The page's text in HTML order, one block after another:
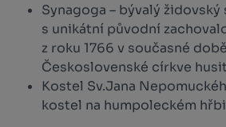
Synagoga – bývalý
s unikátní původní
z roku 1766 v současné
Československé církve
Kostel Sv.Jana
kostel na humpoleckém